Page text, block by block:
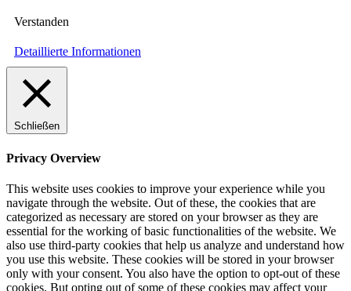
Verstanden
Detaillierte Informationen
Schließen
Privacy Overview
This website uses cookies to improve your experience while you
navigate through the website. Out of these, the cookies that are
categorized as necessary are stored on your browser as they are
essential for the working of basic functionalities of the website. We
also use third-party cookies that help us analyze and understand how
you use this website. These cookies will be stored in your browser
only with your consent. You also have the option to opt-out of these
cookies. But opting out of some of these cookies may affect your